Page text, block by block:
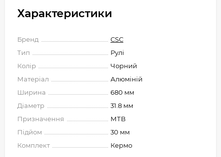
Характеристики
Бренд
CSC
Тип
Рулі
Колір
Чорний
Матеріал
Алюміній
Ширина
680 мм
Діаметр
31.8 мм
Призначення
МТВ
Підйом
30 мм
Комплект
Кермо